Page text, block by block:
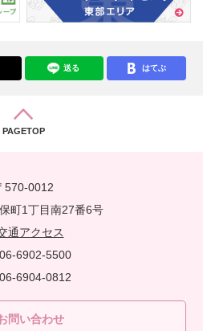
送る はてぶ
PAGETOP
0012
町1丁目南27番6号
通アクセス
6902-5500
6904-0812
問い合わせ